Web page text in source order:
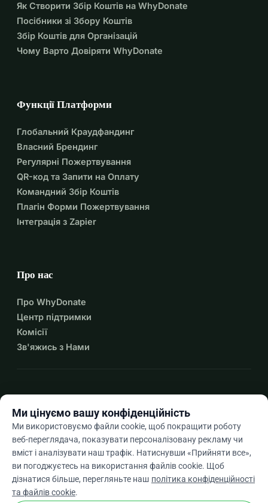
Як Створити Збір Коштів на WhyDonate
Посібники зі Збору Коштів
Збір Коштів для Організацій
Чому Варто Довіряти WhyDonate
Функції Платформи
Глобальний Краудфандинг
Власний Брендинг
Регулярні Пожертвування
QR-код та Запити на Оплату
Командний Збір Коштів
Плагін Форми Пожертвування
Інтеграція з Zapier
Про нас
Про WhyDonate
Центр підтримки
Комісії
Зв'яжись з Нами
Ukarrow_drop_down
★★★★★4,9 / 5 на основі 500+ відгуків
Ми цінуємо вашу конфіденційність
Ми використовуємо файли cookie, щоб покращити роботу
веб-переглядача, показувати персоналізовану рекламу чи
вміст і аналізувати наш трафік. Натиснувши «Прийняти все»,
ви погоджуєтесь на використання файлів cookie. Щоб
дізнатися більше, перегляньте наш політика конфіденційності
та файлів cookie.